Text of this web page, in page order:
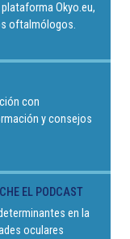
Okyo.eu,
oftalmólogos.
con
y consejos
EL PODCAST
en la
oculares